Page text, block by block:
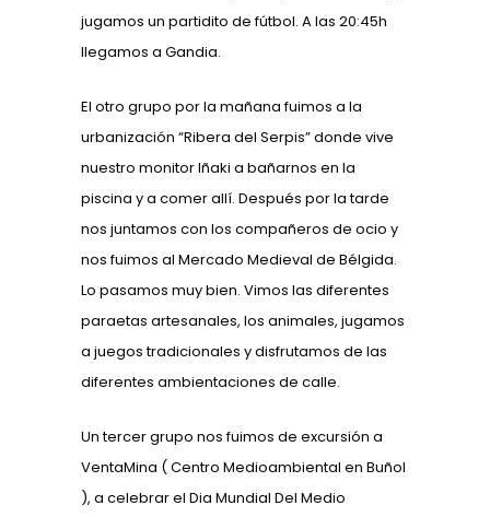
jugamos un partidito de fútbol. A las 20:45h
llegamos a Gandia.
El otro grupo por la mañana fuimos a la
urbanización “Ribera del Serpis” donde vive
nuestro monitor Iñaki a bañarnos en la
piscina y a comer allí. Después por la tarde
nos juntamos con los compañeros de ocio y
nos fuimos al Mercado Medieval de Bélgida.
Lo pasamos muy bien. Vimos las diferentes
paraetas artesanales, los animales, jugamos
a juegos tradicionales y disfrutamos de las
diferentes ambientaciones de calle.
Un tercer grupo nos fuimos de excursión a
VentaMina ( Centro Medioambiental en Buñol
), a celebrar el Dia Mundial Del Medio